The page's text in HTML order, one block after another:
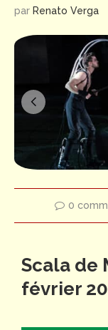
par Renato Verga
0
Scala de
février